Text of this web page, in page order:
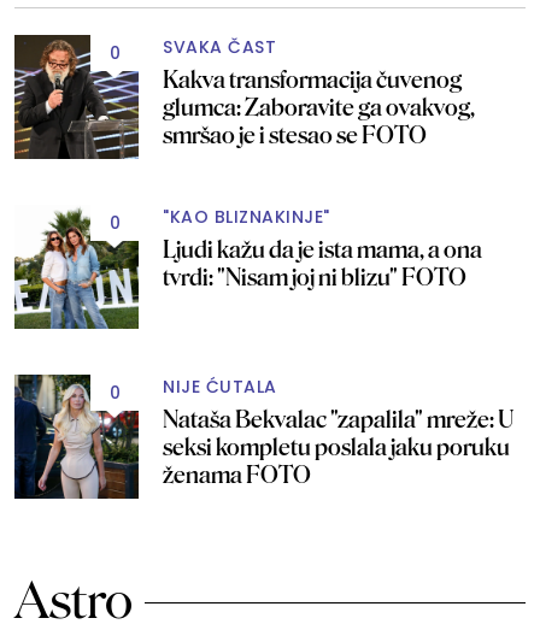
0 SVAKA ČAST
Kakva transformacija čuvenog
glumca: Zaboravite ga ovakvog,
smršao je i stesao se FOTO
0 "KAO BLIZNAKINJE"
Ljudi kažu da je ista mama, a ona
tvrdi: "Nisam joj ni blizu" FOTO
0 NIJE ĆUTALA
Nataša Bekvalac "zapalila" mreže: U
seksi kompletu poslala jaku poruku
ženama FOTO
Astro